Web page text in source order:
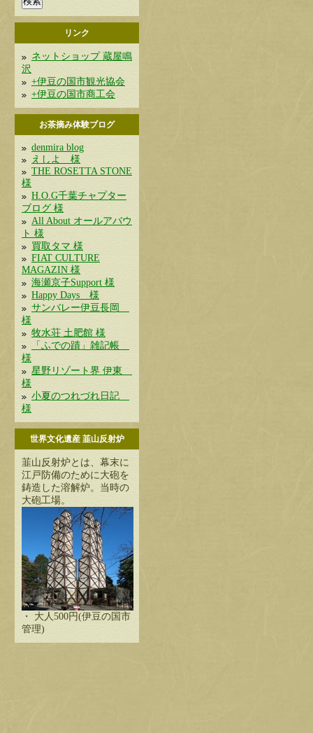
リンク
ネットショップ 蔵屋鳴
沢
+伊豆の国市観光協会
+伊豆の国市商工会
お茶摘み体験ブログ
denmira blog
えしよ 様
THE ROSETTA STONE
様
H.O.G千葉チャプター
ブログ 様
All About オールアバウ
ト 様
買取タマ 様
FIAT CULTURE
MAGAZIN 様
海瀬京子Support 様
Happy Days 様
サンバレー伊豆長岡
様
牧水荘 土肥館 様
「ふでの蹟」雑記帳
様
星野リゾート界 伊東
様
小夏のつれづれ日記
様
世界文化遺産 韮山反射炉
韮山反射炉とは、幕末に
江戸防備のために大砲を
鋳造した溶解炉。当時の
大砲工場。
・ 大人500円(伊豆の国市
管理)